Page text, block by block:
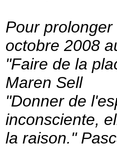
Pour prolonger
octobre 2008
"Faire de la
Maren Sell
"Donner de
inconsciente,
la raison."